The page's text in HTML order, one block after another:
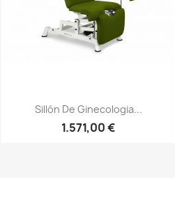
Vista rápida
Sillón De Ginecologia...
1.571,00 €